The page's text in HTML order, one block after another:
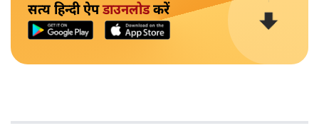
सत्य हिन्दी ऐपडाउनलोडकरें